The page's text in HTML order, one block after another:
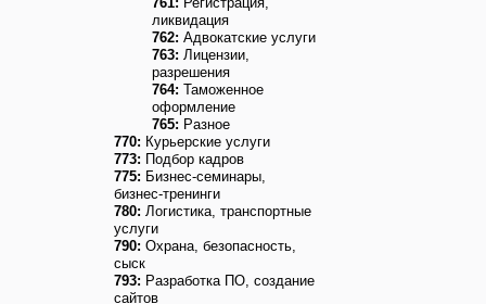
ликвидация
762: Адвокатские услуги
763: Лицензии,
разрешения
764: Таможенное
оформление
765: Разное
770: Курьерские услуги
773: Подбор кадров
775: Бизнес-семинары,
бизнес-тренинги
780: Логистика, транспортные
услуги
790: Охрана, безопасность,
сыск
793: Разработка ПО, создание
сайтов